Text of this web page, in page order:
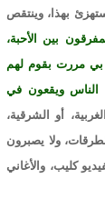
بهذا، وينتقص
بين الأحبة،
بي مررت بقوم لهم
الناس ويقعون في
أو الشرقية،
ولا يصبرون
كليب، والأغاني